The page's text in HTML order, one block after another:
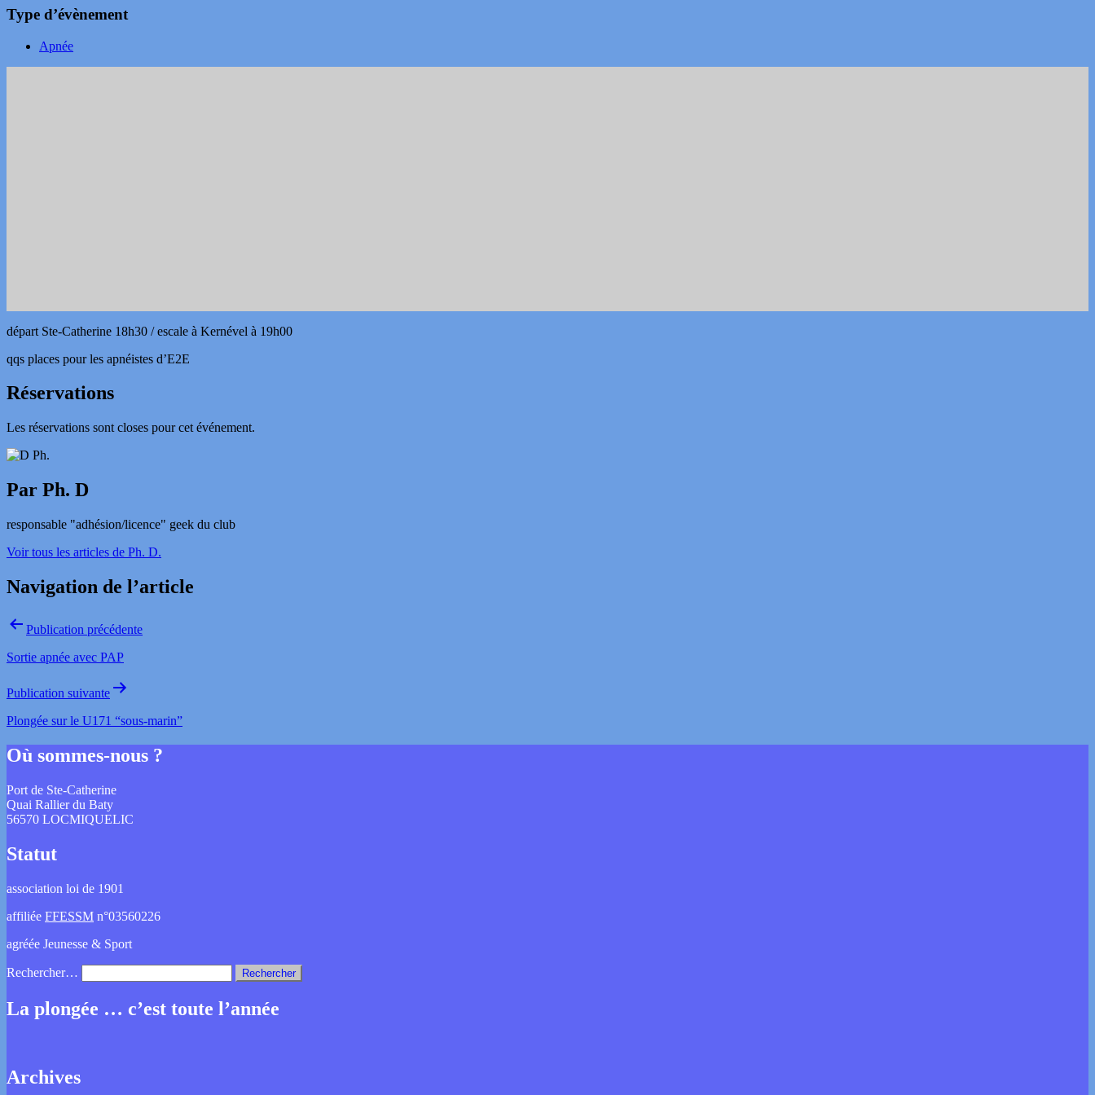
Type d’évènement
Apnée
départ Ste-Catherine 18h30 / escale à Kernével à 19h00
qqs places pour les apnéistes d’E2E
Réservations
Les réservations sont closes pour cet événement.
Par Ph. D
responsable "adhésion/licence" geek du club
Voir tous les articles de Ph. D.
Navigation de l’article
Publication précédente
Sortie apnée avec PAP
Publication suivante
Plongée sur le U171 “sous-marin”
Où sommes-nous ?
Port de Ste-Catherine
Quai Rallier du Baty
56570 LOCMIQUELIC
Statut
association loi de 1901
affiliée FFESSM n°03560226
agréée Jeunesse & Sport
Rechercher…
La plongée … c’est toute l’année
Archives